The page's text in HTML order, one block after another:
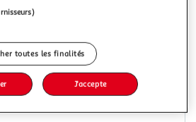
jours
jours
toutes les finalités
J'accepte